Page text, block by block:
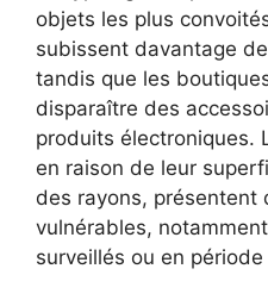
objets les plus
subissent davantage
tandis que les
disparaître des
produits électroniques.
en raison de leur
des rayons, présentent
vulnérables,
surveillés ou en période